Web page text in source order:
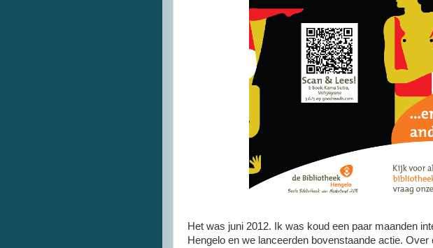
Het was juni 2012. Ik was koud een paar maanden
Hengelo en we lanceerden bovenstaande actie.